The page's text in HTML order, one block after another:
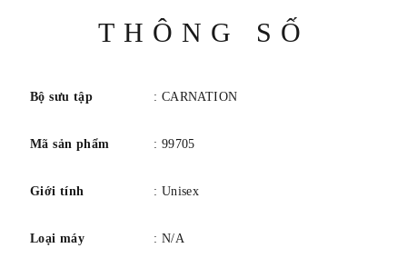
THÔNG SỐ
Bộ sưu tập : CARNATION
Mã sản phẩm : 99705
Giới tính : Unisex
Loại máy : N/A